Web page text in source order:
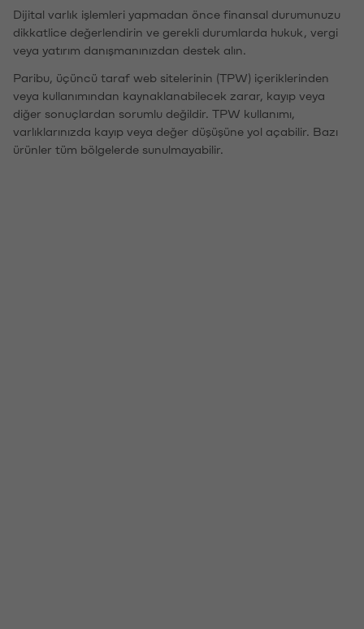
Dijital varlık işlemleri yapmadan önce finansal durumunuzu
dikkatlice değerlendirin ve gerekli durumlarda hukuk, vergi
veya yatırım danışmanınızdan destek alın.
Paribu, üçüncü taraf web sitelerinin (TPW) içeriklerinden
veya kullanımından kaynaklanabilecek zarar, kayıp veya
diğer sonuçlardan sorumlu değildir. TPW kullanımı,
varlıklarınızda kayıp veya değer düşüşüne yol açabilir. Bazı
ürünler tüm bölgelerde sunulmayabilir.